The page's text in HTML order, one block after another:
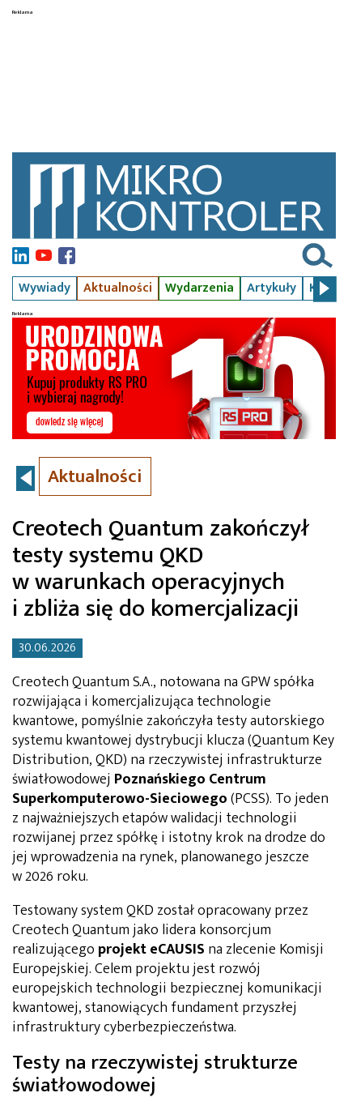
Wywiady Aktualności Wydarzenia Artykuły Kursy
Aktualności
Creotech Quantum zakończył
testy systemu QKD
w warunkach operacyjnych
i zbliża się do komercjalizacji
30.06.2026
Creotech Quantum S.A., notowana na GPW spółka
rozwijająca i komercjalizująca technologie
kwantowe, pomyślnie zakończyła testy autorskiego
systemu kwantowej dystrybucji klucza (Quantum Key
Distribution, QKD) na rzeczywistej infrastrukturze
światłowodowej Poznańskiego Centrum
Superkomputerowo-Sieciowego(PCSS). To jeden
z najważniejszych etapów walidacji technologii
rozwijanej przez spółkę i istotny krok na drodze do
jej wprowadzenia na rynek, planowanego jeszcze
w 2026 roku.
Testowany system QKD został opracowany przez
Creotech Quantum jako lidera konsorcjum
realizującego projekt eCAUSIS na zlecenie Komisji
Europejskiej. Celem projektu jest rozwój
europejskich technologii bezpiecznej komunikacji
kwantowej, stanowiących fundament przyszłej
infrastruktury cyberbezpieczeństwa.
Testy na rzeczywistej strukturze
światłowodowej